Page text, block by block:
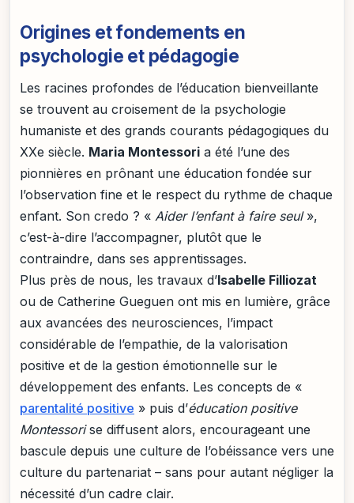
Origines et fondements en
psychologie et pédagogie
Les racines profondes de l’éducation bienveillante
se trouvent au croisement de la psychologie
humaniste et des grands courants pédagogiques du
XXe siècle. Maria Montessori a été l’une des
pionnières en prônant une éducation fondée sur
l’observation fine et le respect du rythme de chaque
enfant. Son credo ? « Aider l’enfant à faire seul»,
c’est-à-dire l’accompagner, plutôt que le
contraindre, dans ses apprentissages.
Plus près de nous, les travaux d’Isabelle Filliozat
ou de Catherine Gueguen ont mis en lumière, grâce
aux avancées des neurosciences, l’impact
considérable de l’empathie, de la valorisation
positive et de la gestion émotionnelle sur le
développement des enfants. Les concepts de «
parentalité positive » puis d’éducation positive
Montessorise diffusent alors, encourageant une
bascule depuis une culture de l’obéissance vers une
culture du partenariat – sans pour autant négliger la
nécessité d’un cadre clair.